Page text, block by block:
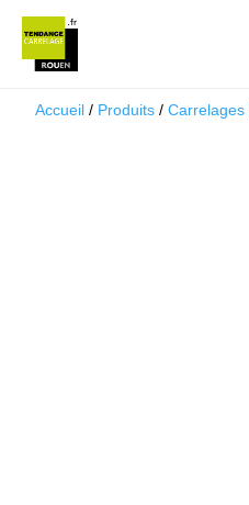
Accueil / Produits / Carrelages